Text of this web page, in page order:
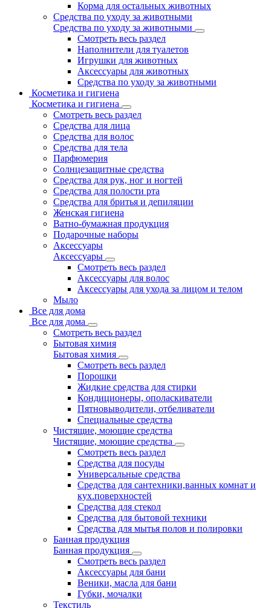
Корма для остальных животных
Средства по уходу за животными
Средства по уходу за животными
Смотреть весь раздел
Наполнители для туалетов
Игрушки для животных
Аксессуары для животных
Средства по уходу за животными
Косметика и гигиена
Косметика и гигиена
Смотреть весь раздел
Средства для лица
Средства для волос
Средства для тела
Парфюмерия
Солнцезащитные средства
Средства для рук, ног и ногтей
Средства для полости рта
Средства для бритья и депиляции
Женская гигиена
Ватно-бумажная продукция
Подарочные наборы
Аксессуары
Аксессуары
Смотреть весь раздел
Аксессуары для волос
Аксессуары для ухода за лицом и телом
Мыло
Все для дома
Все для дома
Смотреть весь раздел
Бытовая химия
Бытовая химия
Смотреть весь раздел
Порошки
Жидкие средства для стирки
Кондиционеры, ополаскиватели
Пятновыводители, отбеливатели
Специальные средства
Чистящие, моющие средства
Чистящие, моющие средства
Смотреть весь раздел
Средства для посуды
Универсальные средства
Средства для сантехники,ванных комнат и
кух.поверхностей
Средства для стекол
Средства для бытовой техники
Средства для мытья полов и полировки
Банная продукция
Банная продукция
Смотреть весь раздел
Аксессуары для бани
Веники, масла для бани
Губки, мочалки
Текстиль